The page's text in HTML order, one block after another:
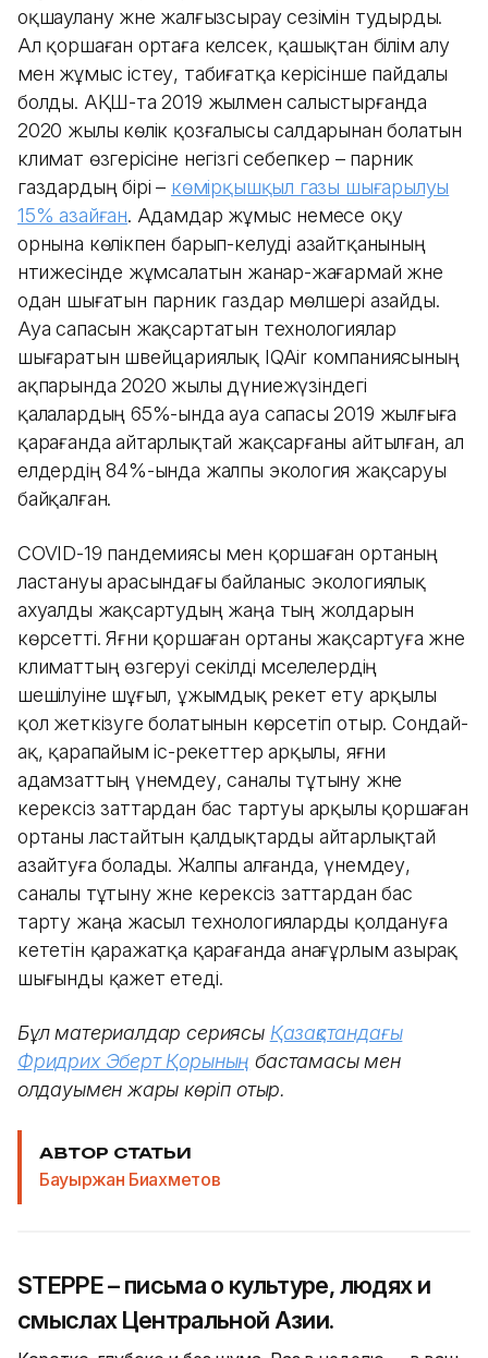
оқшаулану және жалғызсырау сезімін тудырды.
Ал қоршаған ортаға келсек, қашықтан білім алу
мен жұмыс істеу, табиғатқа керісінше пайдалы
болды. АҚШ-та 2019 жылмен салыстырғанда
2020 жылы көлік қозғалысы салдарынан болатын
климат өзгерісіне негізгі себепкер – парник
газдардың бірі – көмірқышқыл газы шығарылуы
15% азайған. Адамдар жұмыс немесе оқу
орнына көлікпен барып-келуді азайтқанының
нәтижесінде жұмсалатын жанар-жағармай және
одан шығатын парник газдар мөлшері азайды.
Ауа сапасын жақсартатын технологиялар
шығаратын швейцариялық IQAir компаниясының
ақпарында 2020 жылы дүниежүзіндегі
қалалардың 65%-ында ауа сапасы 2019 жылғыға
қарағанда айтарлықтай жақсарғаны айтылған, ал
елдердің 84%-ында жалпы экология жақсаруы
байқалған.
COVID-19 пандемиясы мен қоршаған ортаның
ластануы арасындағы байланыс экологиялық
ахуалды жақсартудың жаңа тың жолдарын
көрсетті. Яғни қоршаған ортаны жақсартуға және
климаттың өзгеруі секілді мәселелердің
шешілуіне шұғыл, ұжымдық әрекет ету арқылы
қол жеткізуге болатынын көрсетіп отыр. Сондай-
ақ, қарапайым іс-әрекеттер арқылы, яғни
адамзаттың үнемдеу, саналы тұтыну және
керексіз заттардан бас тартуы арқылы қоршаған
ортаны ластайтын қалдықтарды айтарлықтай
азайтуға болады. Жалпы алғанда, үнемдеу,
саналы тұтыну және керексіз заттардан бас
тарту жаңа жасыл технологияларды қолдануға
кететін қаражатқа қарағанда анағұрлым азырақ
шығынды қажет етеді.
Бұл материалдар сериясы Қазақстандағы
Фридрих Эберт Қорының бастамасы мен
қолдауымен жарық көріп отыр.
АВТОР СТАТЬИ
Бауыржан Биахметов
STEPPE – письма о культуре, людях и
смыслах Центральной Азии.